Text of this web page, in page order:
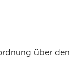
über